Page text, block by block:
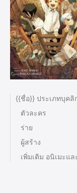
{{ชื่อ}} ประเภทบุคลิ
ตัวละคร
ร่าย
ผู้สร้าง
เพิ่มเติม อนิเมะแล